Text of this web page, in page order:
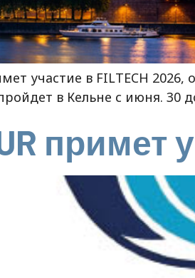
участие в FILTECH
в Кельне с июня. 30
примет